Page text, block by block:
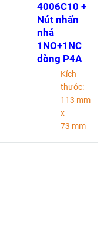
4006C10 +
Nút nhấn
nhả
1NO+1NC
dòng P4A
Kích
thước:
113 mm
x
73 mm